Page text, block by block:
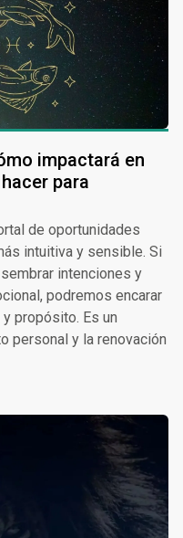
impactará en
para
de oportunidades
intuitiva y sensible. Si
intenciones y
podremos encarar
propósito. Es un
personal y la renovación